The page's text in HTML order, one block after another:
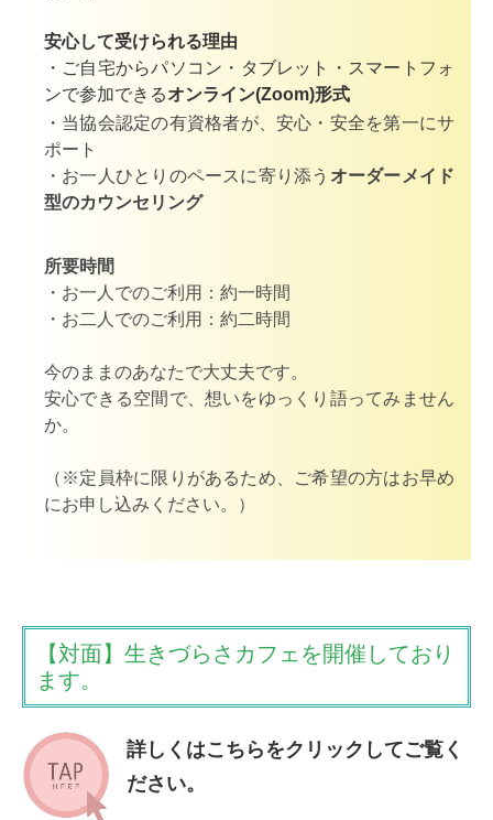
安心して受けられる理由
・ ご自宅からパソコン・タブレット・スマートフォ
ンで参加できるオンライン(Zoom)形式
・ 当協会認定の有資格者が、 安心・安全を第一にサ
ポート
・お一人ひとりのペースに寄り添う オーダーメイド
型のカウンセリング
所要時間
・お一人でのご利用：約一時間
・ お二人でのご利用：約二時間
今のままのあなたで大丈夫です。
安心できる空間で、想いをゆっくり語ってみません
か。
（※定員枠に限りがあるため、ご希望の方はお早め
にお申し込みください。）
【対面】生きづらさカフェを開催しており
ます。
詳しくはこちらをクリックしてご覧く
ださい。